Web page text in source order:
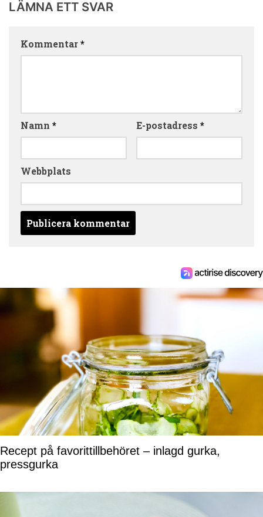
LÄMNA ETT SVAR
Kommentar*
Namn * E-postadress *
Webbplats
Recept på favorittillbehöret – inlagd gurka,
pressgurka